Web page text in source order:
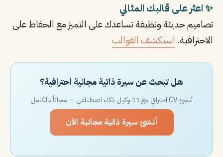
✨ اعثر على قالبك المثالي
تصاميم حديثة ونظيفة تساعدك على التميز مع الحفاظ على
الاحترافية. استكشف القوالب
هل تبحث عن سيرة ذاتية مجانية احترافية؟
أنشئ CV احترافي مع 11 وكيل ذكاء اصطناعي — مجاناً بالكامل
أنشئ سيرة ذاتية مجانية الآن